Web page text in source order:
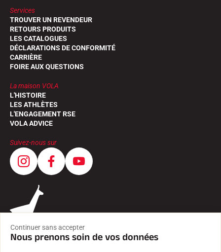
Services
TROUVER UN REVENDEUR
RETOURS PRODUITS
LES CATALOGUES
DÉCLARATIONS DE CONFORMITÉ
CARRIÈRE
FOIRE AUX QUESTIONS
La maison VOLA
L'HISTOIRE
LES ATHLÈTES
L'ENGAGEMENT RSE
VOLA ADVICE
Suivez-nous sur
Continuer sans accepter
Nous prenons soin de vos données